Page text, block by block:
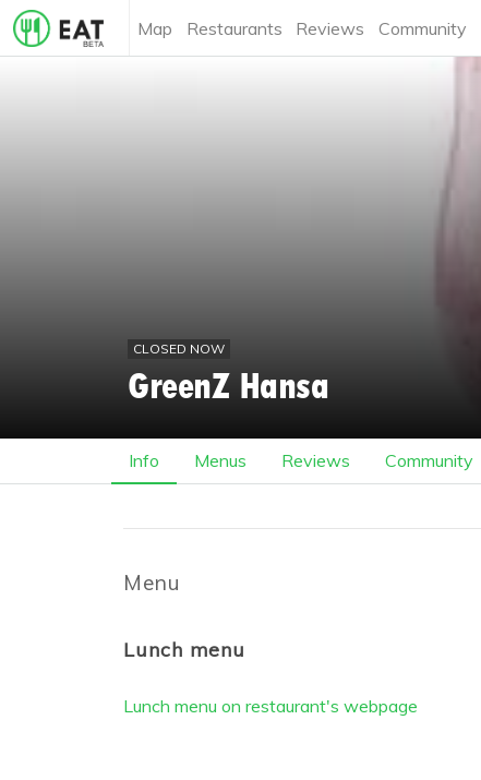
Map Restaurants Reviews Community
CLOSED NOW
GreenZ Hansa
Info Menus Reviews Community
Menu
Lunch menu
Lunch menu on restaurant's webpage